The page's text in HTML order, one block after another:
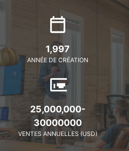
1,997
ANNÉE DE CRÉATION
25,000,000-
30000000
VENTES ANNUELLES (USD)